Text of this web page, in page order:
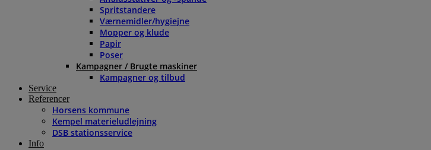
Spritstandere
Værnemidler/hygiejne
Mopper og klude
Papir
Poser
Kampagner / Brugte maskiner
Kampagner og tilbud
Service
Referencer
Horsens kommune
Kempel materieludlejning
DSB stationsservice
Info